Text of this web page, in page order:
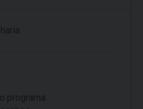
programa